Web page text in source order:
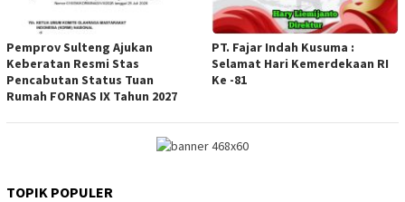
Pemprov Sulteng Ajukan
Keberatan Resmi Stas
Pencabutan Status Tuan
Rumah FORNAS IX Tahun 2027
PT. Fajar Indah Kusuma :
Selamat Hari Kemerdekaan RI
Ke -81
TOPIK POPULER